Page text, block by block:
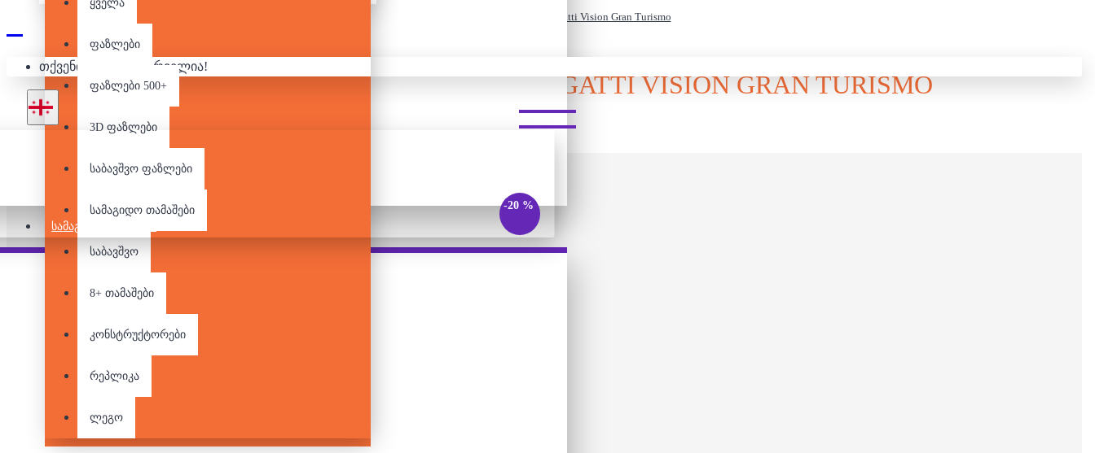
ᲡᲐᲛᲐᲒᲘᲓᲝ ᲗᲐᲛᲐᲨᲔᲑᲘ
ყველა
ფაზლები
ფაზლები 500+
3D ფაზლები
საბავშვო ფაზლები
სამაგიდო თამაშები
საბავშვო
8+ თამაშები
კონსტრუქტორები
რეპლიკა
ლეგო
თქვენი კალათა ცარიელია!
ლეგო - Speed Champions - Bugatti Vision Gran Turismo
ᲚᲔᲒᲝ - SPEED CHAMPIONS - BUGATTI VISION GRAN TURISMO
-20 %
ლეგო - Speed
Lamborghini Countach